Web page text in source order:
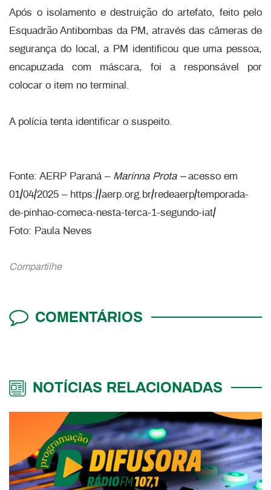
Após o isolamento e destruição do artefato, feito pelo
Esquadrão Antibombas da PM, através das câmeras de
segurança do local, a PM identificou que uma pessoa,
encapuzada com máscara, foi a responsável por
colocar o item no terminal.
A polícia tenta identificar o suspeito.
Fonte: AERP Paraná – Marinna Prota –acesso em
01/04/2025 – https://aerp.org.br/redeaerp/temporada-
de-pinhao-comeca-nesta-terca-1-segundo-iat/
Foto: Paula Neves
Compartilhe
COMENTÁRIOS
NOTÍCIAS RELACIONADAS